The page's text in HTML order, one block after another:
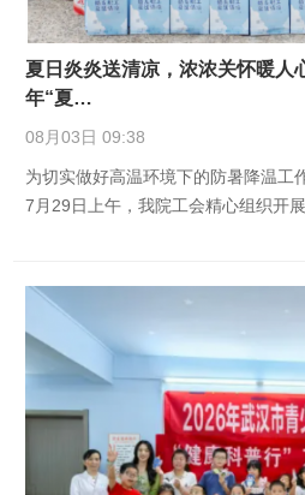
夏日炎炎送清凉，浓浓关怀暖
年“夏…
08月03日 09:38
为切实做好高温环境下的防暑降温工
7月29日上午，我院工会精心组织开